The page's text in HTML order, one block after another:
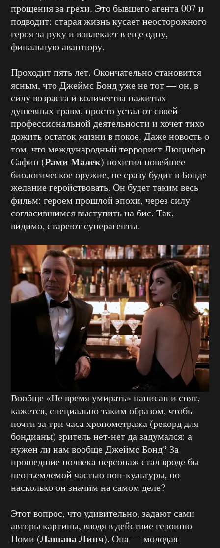
прощения за грехи. Это бывшего агента 007 и
подводит: старая жизнь кусает неосторожного
героя за руку и вовлекает в еще одну,
финальную авантюру.
Проходит пять лет. Окончательно становится
ясным, что Джеймс Бонд уже не тот — он, в
силу возраста и количества нажитых
душевных травм, просто устал от своей
профессиональной деятельности и хочет тихо
дожить остаток жизни в покое. Даже новость о
том, что международный террорист Люцифер
Сафин (Рами Малек) похитил новейшее
биологическое оружие, не сразу будит в Бонде
желание геройствовать. Он будет таким весь
фильм: героем прошлой эпохи, через силу
согласившимся выступить на бис. Так,
видимо, стареют суперагенты.
Вообще «Не время умирать» написан и снят,
кажется, специально таким образом, чтобы
почти за три часа хронометража (рекорд для
бондианы) зритель нет-нет да задумался: а
нужен ли нам вообще Джеймс Бонд? За
прошедшие полвека персонаж стал вроде бы
неотъемлемой частью поп-культуры, но
насколько он значим на самом деле?
Этот вопрос, что удивительно, задают сами
авторы картины, вводя в действие героиню
Номи (Лашана Линч). Она — молодая